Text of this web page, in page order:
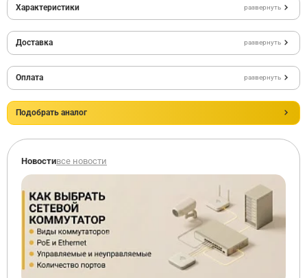
Характеристики развернуть
Доставка развернуть
Оплата развернуть
Подобрать аналог
Новостивсе новости